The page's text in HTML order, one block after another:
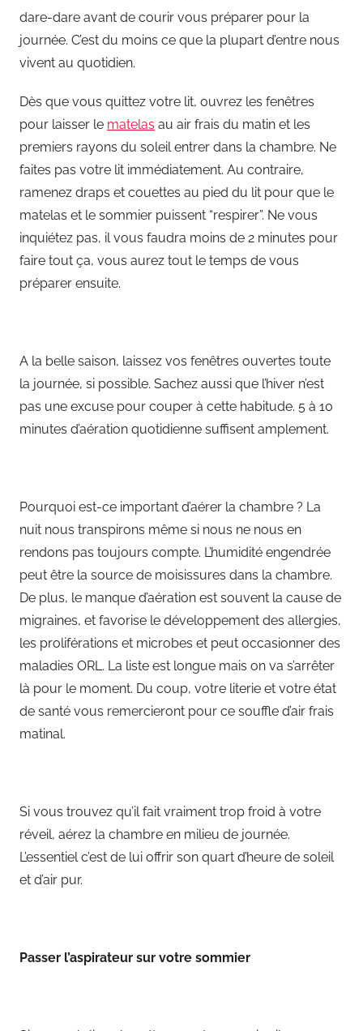
dare-dare avant de courir vous préparer pour la
journée. C’est du moins ce que la plupart d’entre nous
vivent au quotidien.
Dès que vous quittez votre lit, ouvrez les fenêtres
pour laisser le matelas au air frais du matin et les
premiers rayons du soleil entrer dans la chambre. Ne
faites pas votre lit immédiatement. Au contraire,
ramenez draps et couettes au pied du lit pour que le
matelas et le sommier puissent “respirer”. Ne vous
inquiétez pas, il vous faudra moins de 2 minutes pour
faire tout ça, vous aurez tout le temps de vous
préparer ensuite.
A la belle saison, laissez vos fenêtres ouvertes toute
la journée, si possible. Sachez aussi que l’hiver n’est
pas une excuse pour couper à cette habitude. 5 à 10
minutes d’aération quotidienne suffisent amplement.
Pourquoi est-ce important d’aérer la chambre ? La
nuit nous transpirons même si nous ne nous en
rendons pas toujours compte. L’humidité engendrée
peut être la source de moisissures dans la chambre.
De plus, le manque d’aération est souvent la cause de
migraines, et favorise le développement des allergies,
les proliférations et microbes et peut occasionner des
maladies ORL. La liste est longue mais on va s’arrêter
là pour le moment. Du coup, votre literie et votre état
de santé vous remercieront pour ce souffle d’air frais
matinal.
Si vous trouvez qu’il fait vraiment trop froid à votre
réveil, aérez la chambre en milieu de journée.
L’essentiel c’est de lui offrir son quart d’heure de soleil
et d’air pur.
Passer l’aspirateur sur votre sommier